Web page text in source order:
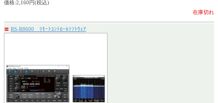
価格:2,160円(税込)
在庫切れ
〓 RS-R8600 ﾘﾓｰﾄｺﾝﾄﾛｰﾙｿﾌﾄｳｪｱ